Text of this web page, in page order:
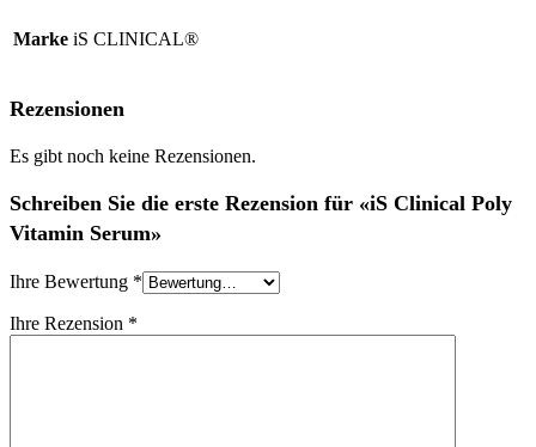
Marke iS CLINICAL®
Rezensionen
Es gibt noch keine Rezensionen.
Schreiben Sie die erste Rezension für «iS Clinical Poly
Vitamin Serum»
Ihre Bewertung *
Ihre Rezension *